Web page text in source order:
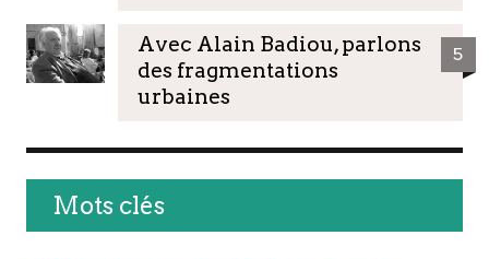
Avec Alain Badiou, parlons
des fragmentations
urbaines
5
Mots clés